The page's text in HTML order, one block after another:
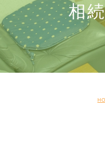
アクセス 相
相
相